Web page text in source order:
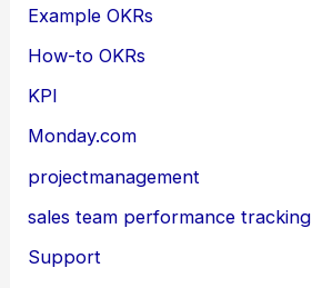
Example OKRs
How-to OKRs
KPI
Monday.com
projectmanagement
sales team performance tracking
Support